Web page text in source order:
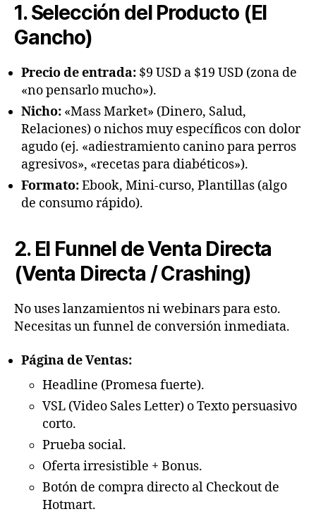
1. Selección del Producto (El
Gancho)
Precio de entrada: $9 USD a $19 USD (zona de
«no pensarlo mucho»).
Nicho: «Mass Market» (Dinero, Salud,
Relaciones) o nichos muy específicos con dolor
agudo (ej. «adiestramiento canino para perros
agresivos», «recetas para diabéticos»).
Formato:Ebook, Mini-curso, Plantillas (algo
de consumo rápido).
2. El Funnel de Venta Directa
(Venta Directa / Crashing)
No uses lanzamientos ni webinars para esto.
Necesitas un funnel de conversión inmediata.
Página de Ventas:
Headline (Promesa fuerte).
VSL (Video Sales Letter) o Texto persuasivo
corto.
Prueba social.
Oferta irresistible + Bonus.
Botón de compra directo al Checkout de
Hotmart.